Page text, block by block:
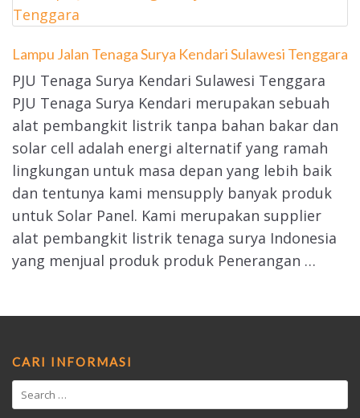
Lampu Jalan Tenaga Surya Kendari Sulawesi Tenggara
PJU Tenaga Surya Kendari Sulawesi Tenggara
PJU Tenaga Surya Kendari merupakan sebuah
alat pembangkit listrik tanpa bahan bakar dan
solar cell adalah energi alternatif yang ramah
lingkungan untuk masa depan yang lebih baik
dan tentunya kami mensupply banyak produk
untuk Solar Panel. Kami merupakan supplier
alat pembangkit listrik tenaga surya Indonesia
yang menjual produk produk Penerangan …
CARI INFORMASI